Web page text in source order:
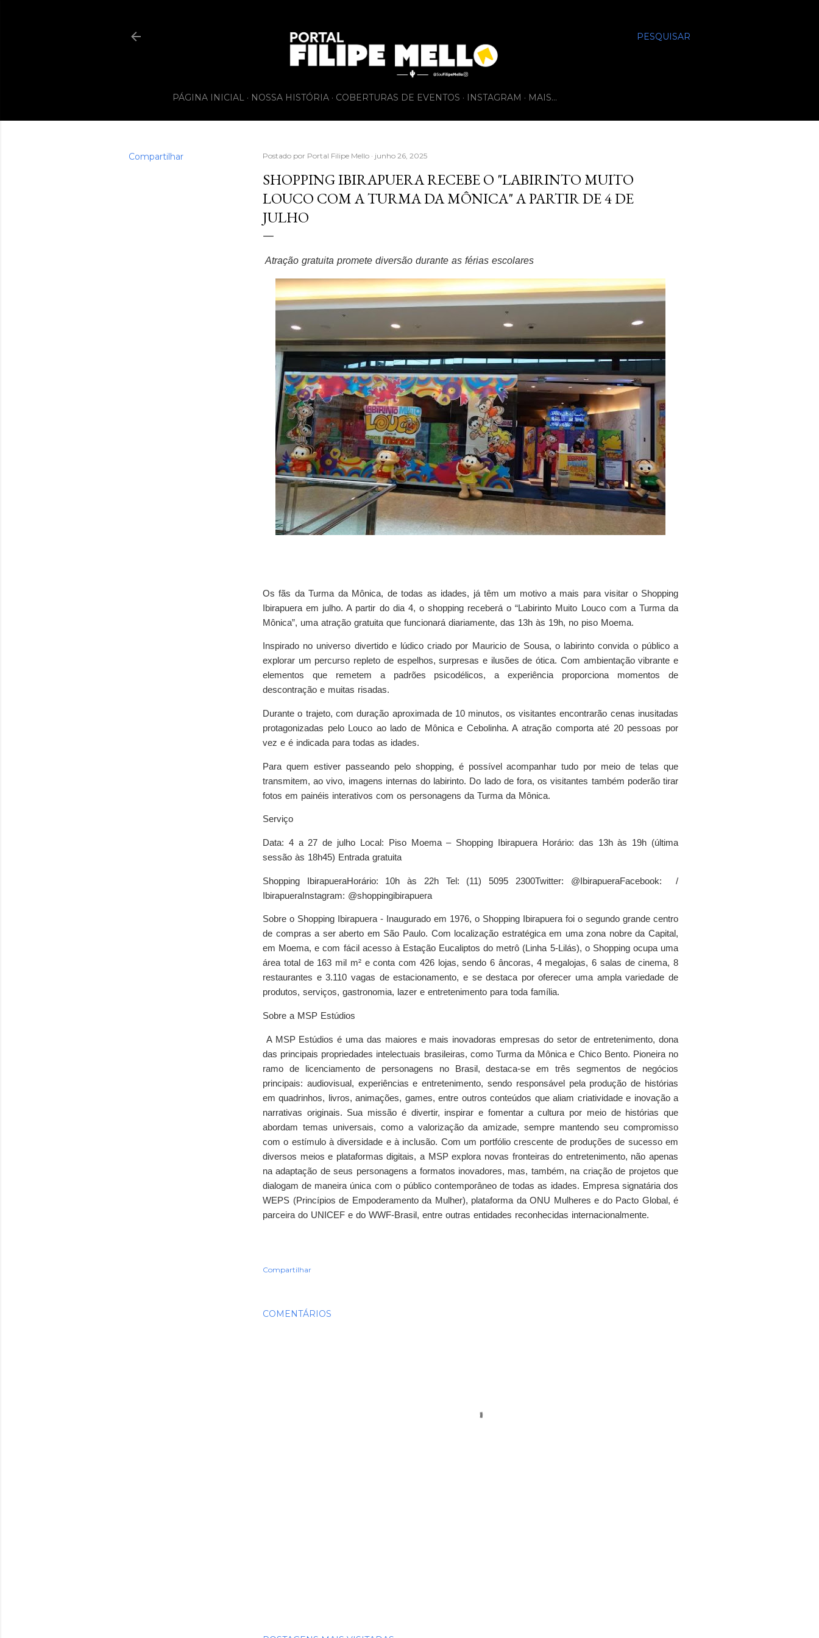
PESQUISAR
PÁGINA INICIAL NOSSA HISTÓRIA COBERTURAS DE EVENTOS INSTAGRAM MAIS…
Compartilhar Postado por Portal Filipe Mello junho 26, 2025
SHOPPING IBIRAPUERA RECEBE O "LABIRINTO MUITO
LOUCO COM A TURMA DA MÔNICA" A PARTIR DE 4 DE
JULHO
Atração gratuita promete diversão durante as férias escolares
Os fãs da Turma da Mônica, de todas as idades, já têm um motivo a mais para visitar o Shopping
Ibirapuera em julho. A partir do dia 4, o shopping receberá o “Labirinto Muito Louco com a Turma da
Mônica”, uma atração gratuita que funcionará diariamente, das 13h às 19h, no piso Moema.
Inspirado no universo divertido e lúdico criado por Mauricio de Sousa, o labirinto convida o público a
explorar um percurso repleto de espelhos, surpresas e ilusões de ótica. Com ambientação vibrante e
elementos que remetem a padrões psicodélicos, a experiência proporciona momentos de
descontração e muitas risadas.
Durante o trajeto, com duração aproximada de 10 minutos, os visitantes encontrarão cenas inusitadas
protagonizadas pelo Louco ao lado de Mônica e Cebolinha. A atração comporta até 20 pessoas por
vez e é indicada para todas as idades.
Para quem estiver passeando pelo shopping, é possível acompanhar tudo por meio de telas que
transmitem, ao vivo, imagens internas do labirinto. Do lado de fora, os visitantes também poderão tirar
fotos em painéis interativos com os personagens da Turma da Mônica.
Serviço
Data: 4 a 27 de julho Local: Piso Moema – Shopping Ibirapuera Horário: das 13h às 19h (última
sessão às 18h45) Entrada gratuita
Shopping IbirapueraHorário: 10h às 22h Tel: (11) 5095 2300Twitter: @ IbirapueraFacebook: /
IbirapueraInstagram: @shoppingibirapuera
Sobre o Shopping Ibirapuera - Inaugurado em 1976, o Shopping Ibirapuera foi o segundo grande centro
de compras a ser aberto em São Paulo. Com localização estratégica em uma zona nobre da Capital,
em Moema, e com fácil acesso à Estação Eucaliptos do metrô (Linha 5-Lilás), o Shopping ocupa uma
área total de 163 mil m² e conta com 426 lojas, sendo 6 âncoras, 4 megalojas, 6 salas de cinema, 8
restaurantes e 3.110 vagas de estacionamento, e se destaca por oferecer uma ampla variedade de
produtos, serviços, gastronomia, lazer e entretenimento para toda família.
Sobre a MSP Estúdios
A MSP Estúdios é uma das maiores e mais inovadoras empresas do setor de entretenimento, dona
das principais propriedades intelectuais brasileiras, como Turma da Mônica e Chico Bento. Pioneira no
ramo de licenciamento de personagens no Brasil, destaca-se em três segmentos de negócios
principais: audiovisual, experiências e entretenimento, sendo responsável pela produção de histórias
em quadrinhos, livros, animações, games, entre outros conteúdos que aliam criatividade e inovação a
narrativas originais. Sua missão é divertir, inspirar e fomentar a cultura por meio de histórias que
abordam temas universais, como a valorização da amizade, sempre mantendo seu compromisso
com o estímulo à diversidade e à inclusão. Com um portfólio crescente de produções de sucesso em
diversos meios e plataformas digitais, a MSP explora novas fronteiras do entretenimento, não apenas
na adaptação de seus personagens a formatos inovadores, mas, também, na criação de projetos que
dialogam de maneira única com o público contemporâneo de todas as idades. Empresa signatária dos
WEPS (Princípios de Empoderamento da Mulher), plataforma da ONU Mulheres e do Pacto Global, é
parceira do UNICEF e do WWF-Brasil, entre outras entidades reconhecidas internacionalmente.
Compartilhar
COMENTÁRIOS